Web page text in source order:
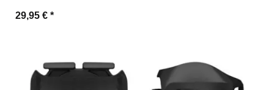
29,95 € *